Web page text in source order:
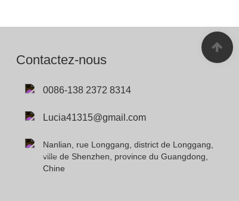
Contactez-nous
0086-138 2372 8314
Lucia41315@gmail.com
Nanlian, rue Longgang, district de Longgang,
ville de Shenzhen, province du Guangdong,
Chine